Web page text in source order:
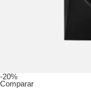
-20%
Comparar